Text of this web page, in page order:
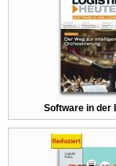
Software in der